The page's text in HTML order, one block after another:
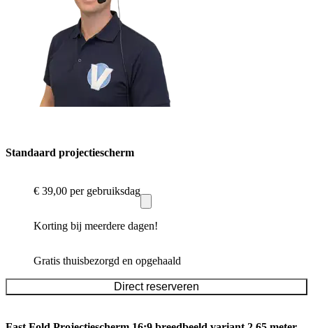
Standaard projectiescherm
€ 39,00 per gebruiksdag
Korting bij meerdere dagen!
Gratis thuisbezorgd en opgehaald
Direct reserveren